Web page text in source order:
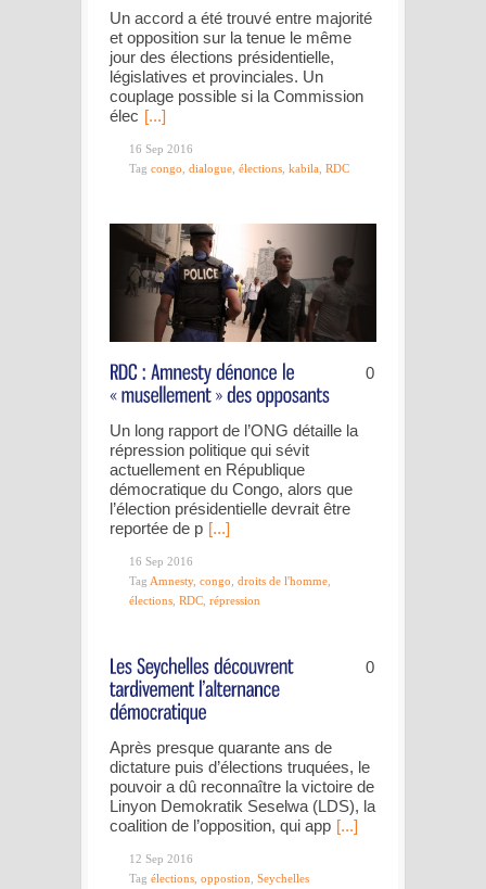
Un accord a été trouvé entre majorité
et opposition sur la tenue le même
jour des élections présidentielle,
législatives et provinciales. Un
couplage possible si la Commission
élec [...]
16 Sep 2016
Tag congo dialogue élections kabila RDC
0
Un long rapport de l’ONG détaille la
répression politique qui sévit
actuellement en République
démocratique du Congo, alors que
l’élection présidentielle devrait être
reportée de p [...]
16 Sep 2016
Tag Amnesty, congo droits de l'homme
élections RDC répression
0
Après presque quarante ans de
dictature puis d’élections truquées, le
pouvoir a dû reconnaître la victoire de
Linyon Demokratik Seselwa (LDS), la
coalition de l’opposition, qui app [...]
12 Sep 2016
Tag élections, oppostion, Seychelles